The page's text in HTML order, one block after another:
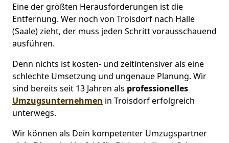
Eine der größten Herausforderungen ist die
Entfernung. Wer noch von Troisdorf nach Halle
(Saale) zieht, der muss jeden Schritt vorausschauend
ausführen.
Denn nichts ist kosten- und zeitintensiver als eine
schlechte Umsetzung und ungenaue Planung. Wir
sind bereits seit 13 Jahren als professionelles
Umzugsunternehmen in Troisdorf erfolgreich
unterwegs.
Wir können als Dein kompetenter Umzugspartner